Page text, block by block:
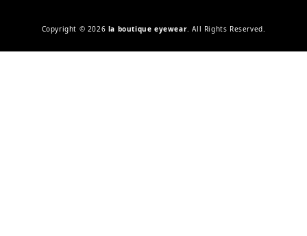
Copyright © 2026 la boutique eyewear. All Rights Reserved.